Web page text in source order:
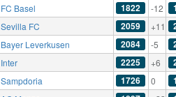
FC Basel 1822 -12
Sevilla FC 2059 +11
Bayer Leverkusen 2084 -5
Inter 2225 +6
Sampdoria 1726 0